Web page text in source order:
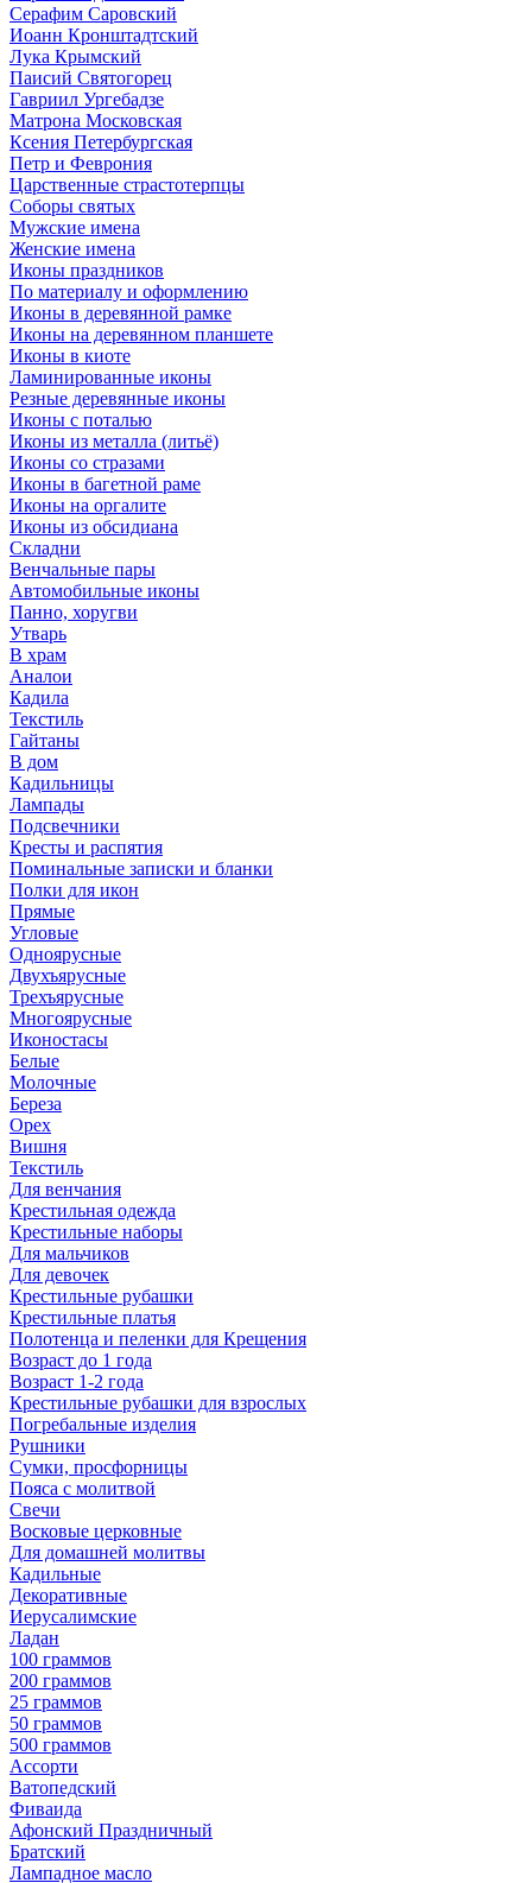
Серафим Саровский
Иоанн Кронштадтский
Лука Крымский
Паисий Святогорец
Гавриил Ургебадзе
Матрона Московская
Ксения Петербургская
Петр и Феврония
Царственные страстотерпцы
Соборы святых
Мужские имена
Женские имена
Иконы праздников
По материалу и оформлению
Иконы в деревянной рамке
Иконы на деревянном планшете
Иконы в киоте
Ламинированные иконы
Резные деревянные иконы
Иконы с поталью
Иконы из металла (литьё)
Иконы со стразами
Иконы в багетной раме
Иконы на оргалите
Иконы из обсидиана
Складни
Венчальные пары
Автомобильные иконы
Панно, хоругви
Утварь
В храм
Аналои
Кадила
Текстиль
Гайтаны
В дом
Кадильницы
Лампады
Подсвечники
Кресты и распятия
Поминальные записки и бланки
Полки для икон
Прямые
Угловые
Одноярусные
Двухъярусные
Трехъярусные
Многоярусные
Иконостасы
Белые
Молочные
Береза
Орех
Вишня
Текстиль
Для венчания
Крестильная одежда
Крестильные наборы
Для мальчиков
Для девочек
Крестильные рубашки
Крестильные платья
Полотенца и пеленки для Крещения
Возраст до 1 года
Возраст 1-2 года
Крестильные рубашки для взрослых
Погребальные изделия
Рушники
Сумки, просфорницы
Пояса с молитвой
Свечи
Восковые церковные
Для домашней молитвы
Кадильные
Декоративные
Иерусалимские
Ладан
100 граммов
200 граммов
25 граммов
50 граммов
500 граммов
Ассорти
Ватопедский
Фиваида
Афонский Праздничный
Братский
Лампадное масло